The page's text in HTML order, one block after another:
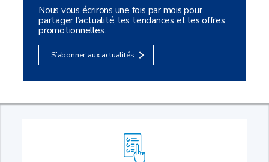
Nous vous écrirons une fois par mois pour
partager l’actualité, les tendances et les offres
promotionnelles.
S’abonner aux actualités